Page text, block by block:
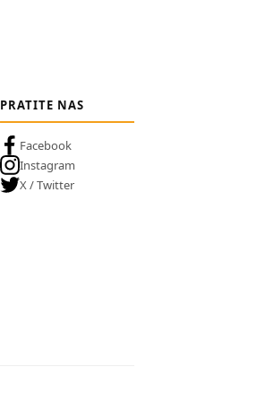
PRATITE NAS
Facebook
Instagram
X / Twitter